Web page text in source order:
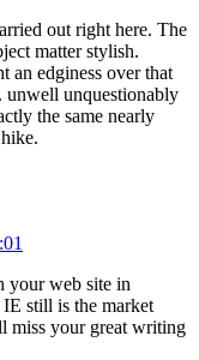
out right here. The
matter stylish.
an edginess over that
unquestionably
the same nearly
your web site in
still is the market
miss your great writing